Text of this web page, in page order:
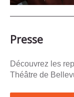
Presse
Découvrez les
Théâtre de